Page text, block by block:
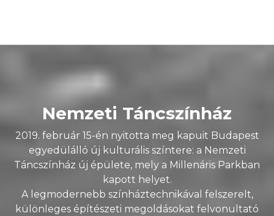
Nemzeti Táncszínház
2019. február 15-én nyitotta meg kapuit Budapest
egyedülálló új kulturális színtere: a Nemzeti
Táncszínház új épülete, mely a Millenáris Parkban
kapott helyet.
A legmodernebb színháztechnikával felszerelt,
különleges építészeti megoldásokat felvonultató